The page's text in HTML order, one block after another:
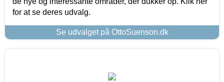
for at se deres udvalg.
Se udvalget på OttoSuenson.dk